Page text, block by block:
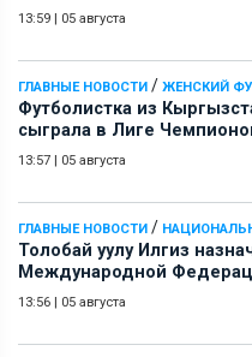
13:59 | 05 августа
ГЛАВНЫЕ НОВОСТИ / ЖЕНСКИЙ
Футболистка из
сыграла в Лиге
13:57 | 05 августа
ГЛАВНЫЕ НОВОСТИ /
Толобай уулу Илгиз
Международной
13:56 | 05 августа